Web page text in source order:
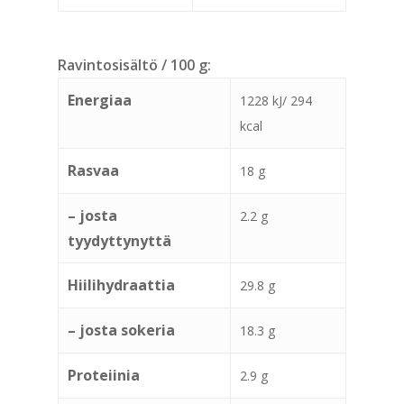
Ravintosisältö / 100 g:
Energiaa
1228 kJ/ 294
kcal
Rasvaa 18 g
– josta
tyydyttynyttä
2.2 g
Hiilihydraattia 29.8 g
– josta sokeria 18.3 g
Proteiinia 2.9 g